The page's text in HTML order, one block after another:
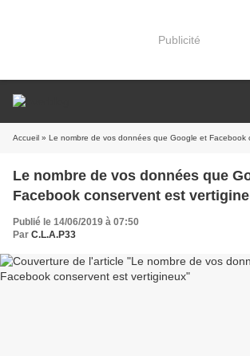
Publicité
Accueil » Le nombre de vos données que Google et Facebook
Le nombre de vos données que
Facebook conservent est
Publié le 14/06/2019 à 07:50
Par C.L.A.P33